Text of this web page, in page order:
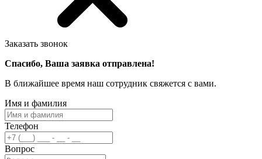
Заказать звонок
Спасибо, Ваша заявка отправлена!
В ближайшее время наш сотрудник свяжется с вами.
Имя и фамилия
Телефон
Вопрос